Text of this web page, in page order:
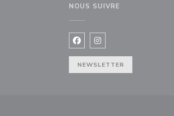
NOUS SUIVRE
Facebook ((ouvre une
Instagram ((ouvre une
NEWSLETTER